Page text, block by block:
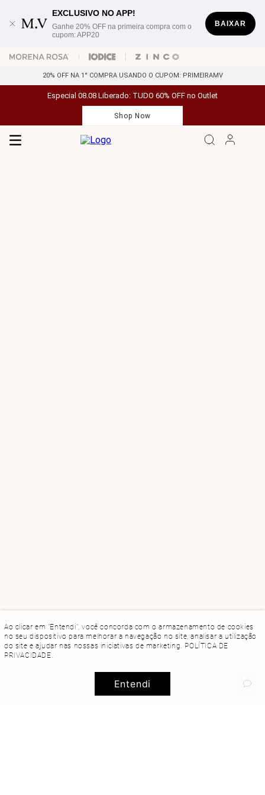
Ao clicar em "Entendi", você concorda com o armazenamento de cookies
no seu dispositivo para melhorar a navegação no site, analisar a utilização
do site e ajudar nas nossas iniciativas de marketing. POLÍTICA DE
PRIVACIDADE.
Entendi
EXCLUSIVO NO APP!
Ganhe 20% OFF na primeira compra com o
cupom: APP20
BAIXAR
20% OFF NA 1° COMPRA USANDO O CUPOM: PRIMEIRAMV
Especial 08.08 Liberado: TUDO 60% OFF no Outlet
Shop Now